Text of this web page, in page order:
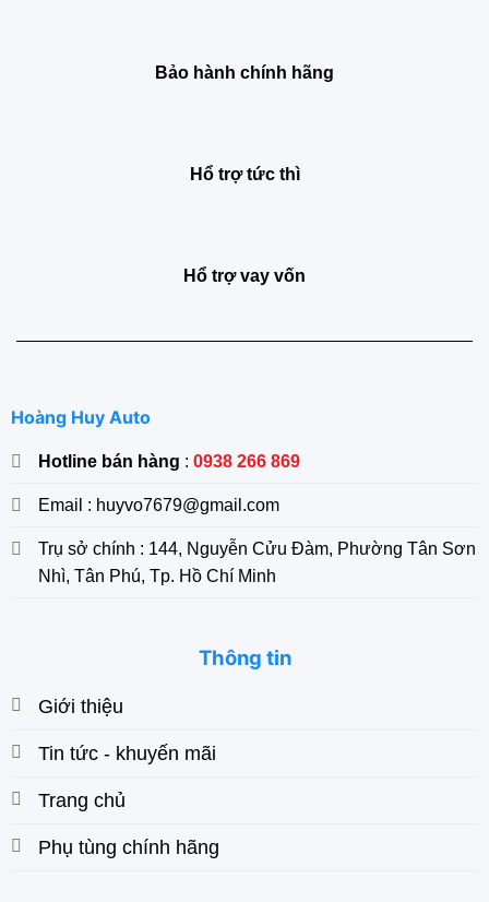
Bảo hành chính hãng
Hổ trợ tức thì
Hổ trợ vay vốn
Hoàng Huy Auto
Hotline bán hàng : 0938 266 869
Email : huyvo7679@gmail.com
Trụ sở chính : 144, Nguyễn Cửu Đàm, Phường Tân Sơn
Nhì, Tân Phú, Tp. Hồ Chí Minh
Thông tin
Giới thiệu
Tin tức - khuyến mãi
Trang chủ
Phụ tùng chính hãng